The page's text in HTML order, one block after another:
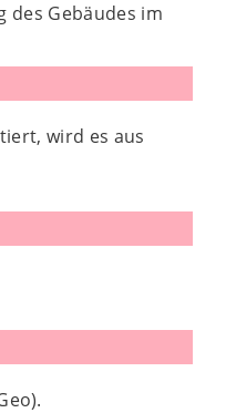
des Gebäudes im
wird es aus